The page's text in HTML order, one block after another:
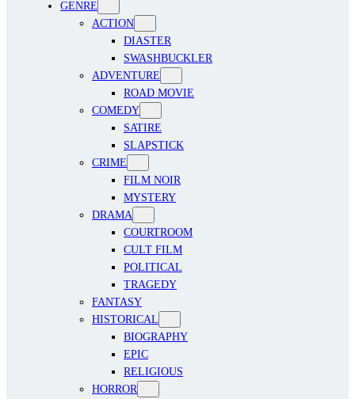
GENRE
ACTION
DIASTER
SWASHBUCKLER
ADVENTURE
ROAD MOVIE
COMEDY
SATIRE
SLAPSTICK
CRIME
FILM NOIR
MYSTERY
DRAMA
COURTROOM
CULT FILM
POLITICAL
TRAGEDY
FANTASY
HISTORICAL
BIOGRAPHY
EPIC
RELIGIOUS
HORROR